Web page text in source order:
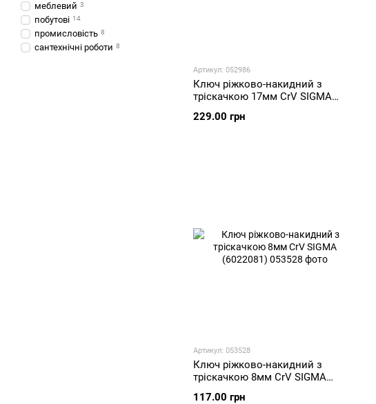
Артикул: 052986
Ключ ріжково-накидний з
тріскачкою 17мм CrV SIGMA
229.00 грн
Артикул: 053528
Ключ ріжково-накидний з
тріскачкою 8мм CrV SIGMA
117.00 грн
меблевий 3
побутові 14
промисловість 8
сантехнічні роботи 8